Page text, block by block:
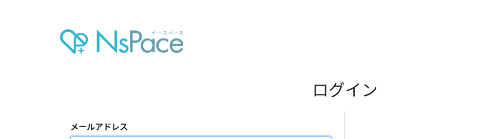
ログイン
メールアドレス